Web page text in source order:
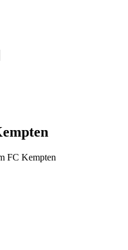
FC Kempten